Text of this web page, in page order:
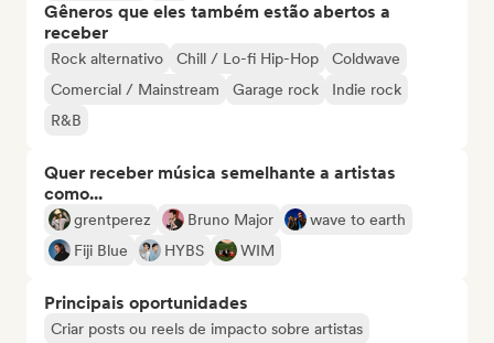
Gêneros que eles também estão abertos a
receber
Rock alternativo Chill / Lo-fi Hip-Hop
Coldwave
Comercial / Mainstream
Garage rock
Indie rock
R&B
Quer receber música semelhante a artistas
como...
grentperez Bruno Major
wave to earth
Fiji Blue
HYBS WIM
Principais oportunidades
Criar posts ou reels de impacto sobre artistas